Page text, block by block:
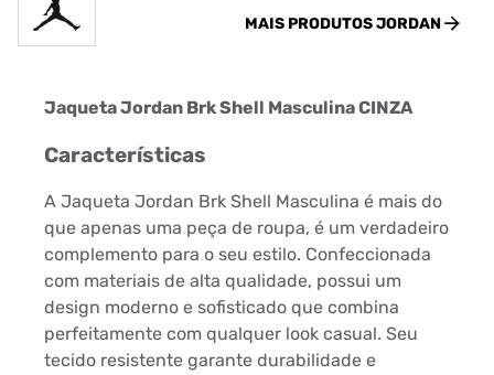
MAIS PRODUTOSJORDAN
Jaqueta Jordan Brk Shell Masculina CINZA
Características
A Jaqueta Jordan Brk Shell Masculina é mais do
que apenas uma peça de roupa, é um verdadeiro
complemento para o seu estilo. Confeccionada
com materiais de alta qualidade, possui um
design moderno e sofisticado que combina
perfeitamente com qualquer look casual. Seu
tecido resistente garante durabilidade e